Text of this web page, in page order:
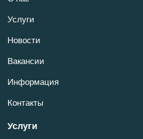
Услуги
Новости
Вакансии
Информация
Контакты
Услуги